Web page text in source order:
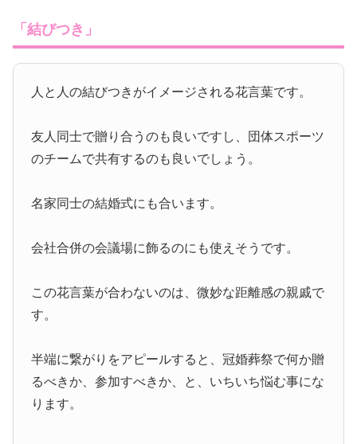
「結びつき」
人と人の結びつきがイメージされる花言葉です。
友人同士で贈り合うのも良いですし、団体スポーツ
のチームで共有するのも良いでしょう。
名家同士の結婚式にも合います。
会社合併の会議場に飾るのにも使えそうです。
この花言葉が合わないのは、微妙な距離感の親戚で
す。
半端に繋がりをアピールすると、冠婚葬祭で何か贈
るべきか、参加すべきか、と、いちいち悩む事にな
ります。